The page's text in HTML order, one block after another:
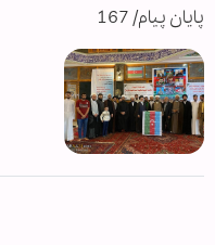
پایان پیام/ 167